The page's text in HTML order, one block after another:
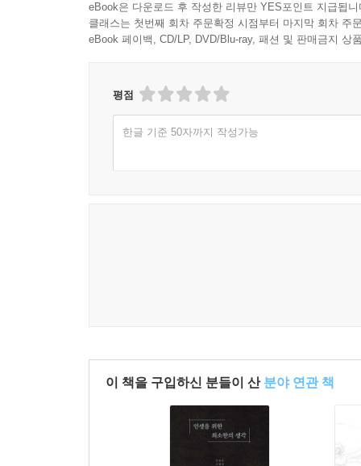
책으로 꼽는 독자가 많다. “이 책을 통해 자신을 돌
“자녀에게 읽히고 싶다.” “이십 대였을 때 읽었으
저자는 여전히 자신의 이야기를 단순히 하나의
시시한 것이 아니”기 때문에 “내 안에 무엇이 있
eBook은 다운로드 후 작성한 리뷰만 YES포인트 지급됩니
클래스는 첫번째 회차 주문확정 시점부터 마지막 회차 주
eBook 페이백, CD/LP, DVD/Blu-ray, 패션 및 판매금지 상
평점
한글 기준 50자까지 작성가능
이 책을 구입하신 분들이 산 분야 연관 책